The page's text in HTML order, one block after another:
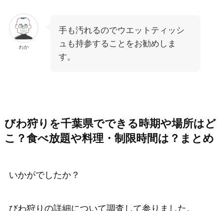
わか
手も汚れるのでウエットティッシ
ュも持参することをお勧めしま
す。
びわ狩りを千葉県でできる時期や場所はど
こ？食べ放題や料理・制限時間は？まとめ
いかがでしたか？
びわ狩りの詳細について調査して参りました。